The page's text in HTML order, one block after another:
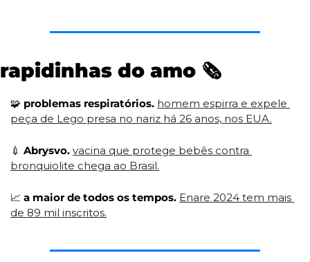
rapidinhas do amo 🗞
🧩 problemas respiratórios. homem espirra e expele
peça de Lego presa no nariz há 26 anos, nos EUA.
💉 Abrysvo. vacina que protege bebês contra
bronquiolite chega ao Brasil.
📈 a maior de todos os tempos. Enare 2024 tem mais
de 89 mil inscritos.